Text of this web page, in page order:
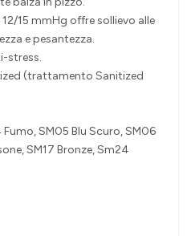
15 mmHg offre sollievo alle
e pesantezza.
stress.
(trattamento Sanitized
SM05 Blu Scuro, SM06
SM17 Bronze, Sm24